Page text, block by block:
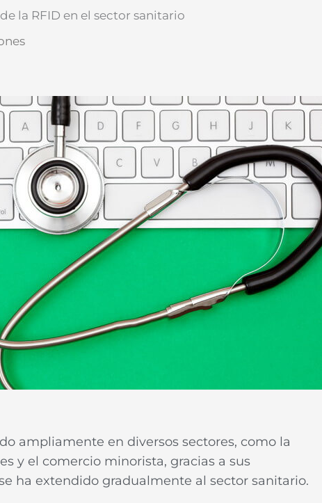
la RFID en el sector sanitario
ampliamente en diversos sectores, como la
y el comercio minorista, gracias a sus
ha extendido gradualmente al sector sanitario.